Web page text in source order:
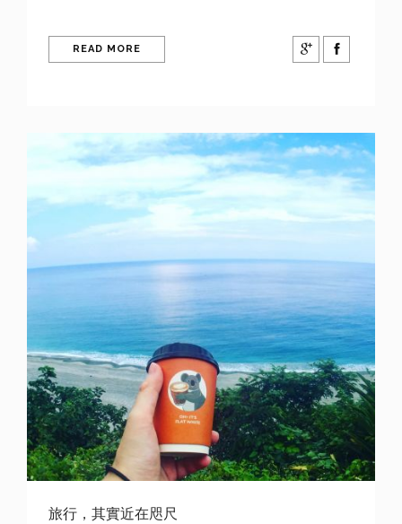
READ MORE
旅行，其實近在咫尺